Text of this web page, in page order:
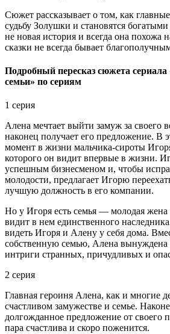
Сюжет рассказывает о том, как
судьбу Золушки и становятся
не новая история и всегда она похожа
сказки не всегда бывает
Подробный пересказ сюжета
семьи» по сериям
1 серия
Алена мечтает выйти замуж за своего
наконец получает его предложение. В
момент в жизни мальчика-сироты
которого он видит впервые в жизни.
успешным бизнесменом и, чтобы
молодости, предлагает Игорю
лучшую должность в его компании.
Но у Игоря есть семья — молодая
видит в нем единственного
видеть Игоря и Алену у себя дома.
собственную семью, Алена вынуждена
интриги странных, причудливых и
2 серия
Главная героиня Алена, как и многие
счастливом замужестве и семье.
долгожданное предложение от своего
пара счастлива и скоро поженится.